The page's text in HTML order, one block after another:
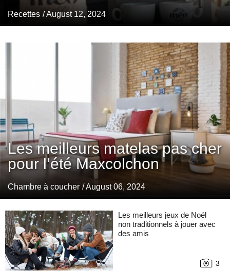
Recettes / August 12, 2024
Les meilleurs matelas pas cher
pour l’été Maxcolchon
Chambre à coucher / August 06, 2024
Les meilleurs jeux de Noël
non traditionnels à jouer avec
des amis
3